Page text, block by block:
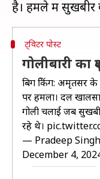
ट्विटर पोस्ट
गोलीबारी का
बिग ब्रेकिंग: अमृतसर
पर हमला। दल
गोली चलाई जब
रहे थे।
— Pradeep Singh
December 4,